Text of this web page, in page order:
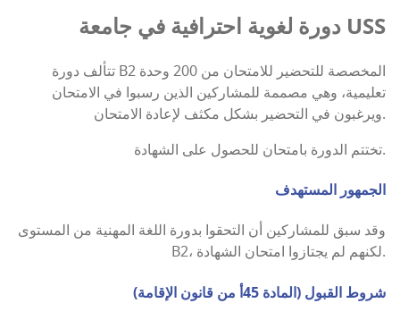
دورة لغوية احترافية في جامعة USS
تتألف دورة B2 المخصصة للتحضير للامتحان من 200 وحدة
تعليمية، وهي مصممة للمشاركين الذين رسبوا في الامتحان
ويرغبون في التحضير بشكل مكثف لإعادة الامتحان.
تختتم الدورة بامتحان للحصول على الشهادة.
الجمهور المستهدف
وقد سبق للمشاركين أن التحقوا بدورة اللغة المهنية من المستوى
B2، لكنهم لم يجتازوا امتحان الشهادة.
شروط القبول (المادة 45أ من قانون الإقامة)